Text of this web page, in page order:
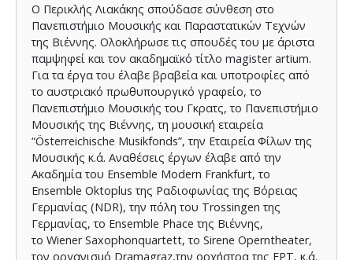
Ο Περικλής Λιακάκης σπούδασε σύνθεση στο
Πανεπιστήμιο Μουσικής και Παραστατικών Τεχνών
της Βιέννης. Ολοκλήρωσε τις σπουδές του με άριστα
παμψηφεί και τον ακαδημαϊκό τίτλο magister artium.
Για τα έργα του έλαβε βραβεία και υποτροφίες από
το αυστριακό πρωθυπουργικό γραφείο, το
Πανεπιστήμιο Μουσικής του Γκρατς, το Πανεπιστήμιο
Μουσικής της Βιέννης, τη μουσική εταιρεία
“Österreichische Musikfonds”, την Εταιρεία Φίλων της
Μουσικής κ.ά. Αναθέσεις έργων έλαβε από την
Ακαδημία του Ensemble Modern Frankfurt, το
Ensemble Oktoplus της Ραδιοφωνίας της Βόρειας
Γερμανίας (NDR), την πόλη του Trossingen της
Γερμανίας, το Ensemble Phace της Βιέννης,
το Wiener Saxophonquartett, το Sirene Operntheater,
τον οργανισμό Dramagraz,την ορχήστρα της ΕΡΤ, κ.ά.